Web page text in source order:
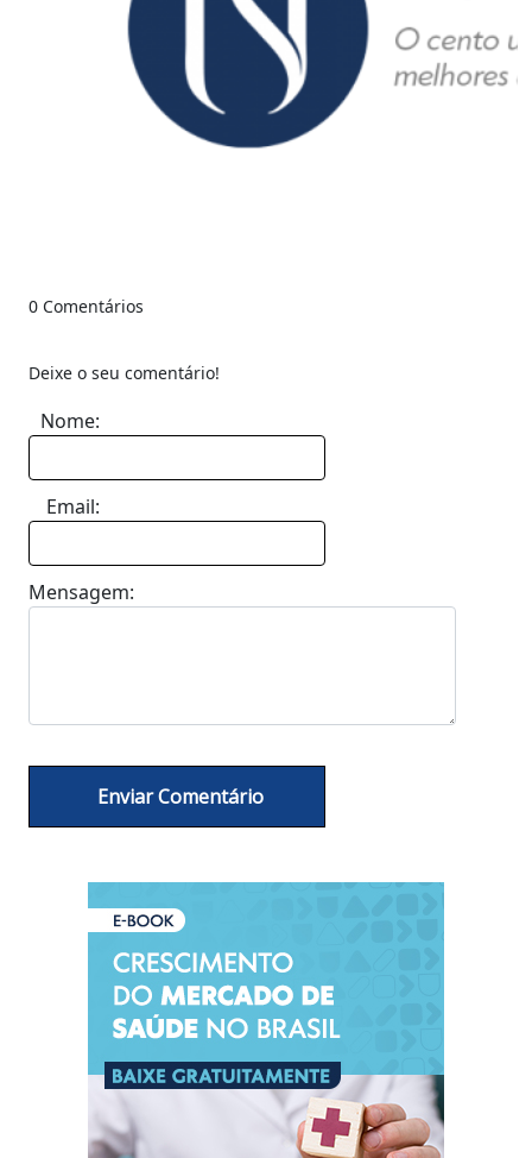
0 Comentários
Deixe o seu comentário!
Nome:
Email:
Mensagem: